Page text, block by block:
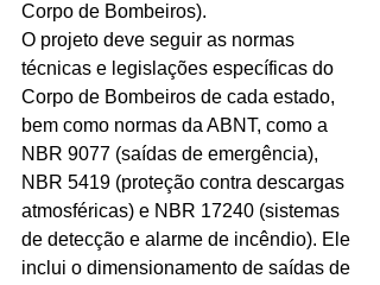
Corpo de Bombeiros).
O projeto deve seguir as normas
técnicas e legislações específicas do
Corpo de Bombeiros de cada estado,
bem como normas da ABNT, como a
NBR 9077 (saídas de emergência),
NBR 5419 (proteção contra descargas
atmosféricas) e NBR 17240 (sistemas
de detecção e alarme de incêndio). Ele
inclui o dimensionamento de saídas de